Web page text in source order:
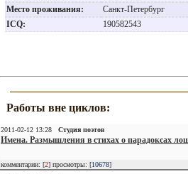
Место проживания:
Санкт-Петербург
ICQ:
190582543
Работы вне циклов:
2011-02-12 13:28 Студия поэтов
Имена. Размышления в стихах о парадоксах
комментарии: [2] просмотры: [10678]